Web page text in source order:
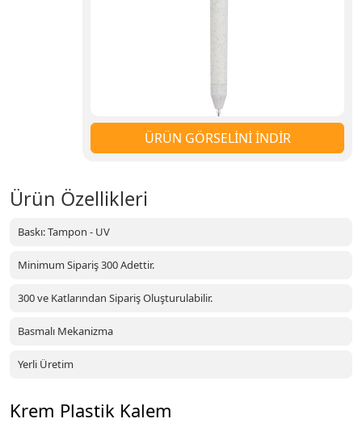
ÜRÜN GÖRSELİNİ İNDİR
Ürün Özellikleri
Baskı: Tampon - UV
Minimum Sipariş 300 Adettir.
300 ve Katlarından Sipariş Oluşturulabilir.
Basmalı Mekanizma
Yerli Üretim
Krem Plastik Kalem